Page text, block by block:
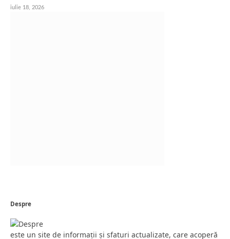
iulie 18, 2026
Despre
este un site de informații și sfaturi actualizate, care acoperă